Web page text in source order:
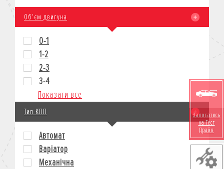
Записатись
на Тест
Драйв
Об'єм двигуна
0-1
1-2
2-3
3-4
Показати все
Тип КПП
Автомат
Варіатор
Механічна